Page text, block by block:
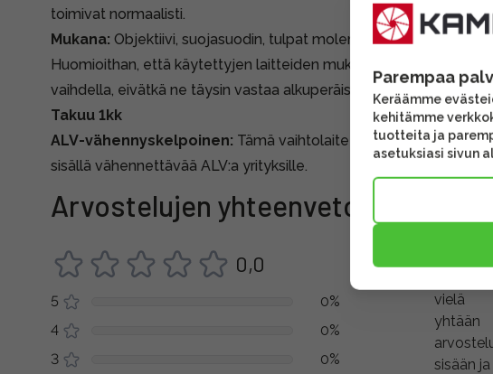
toimivat normaalisti.
Mukana: Objektiivi, suojasuodin, tulpat molempiin päihin.
Huomioithan, että käytettyjen laitteiden mukana tulevat
vaihdella, eivätkä ne täysin vastaa alkuperäispakkauksen sisältöä.
Takuu 1kk
ALV-vähennyskelpoinen: Tämä vaihtolaite on tullut
sisällä vähennettävää ALV:a yrityksille.
Arvostelujen yhteenveto
0,0
5
0%
4
0%
3
0%
vielä
yhtään
sisään ja
Parempaa
Keräämme
kehitämme
tuotteita ja
asetuksiasi sivun